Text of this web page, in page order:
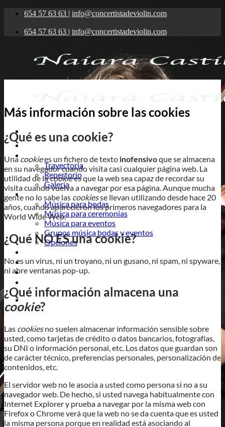
Saltar
contenido
654 57 63 63 | info@concertistadeviolin.com
654 57 63 63 | info@concertistadeviolin.com
Inicio
Sobre Naiara
Trayectoria
Repertorio
Galería
Servicios
Música para bodas
Música para ceremonias
Música para eventos
Grupos música bodas y eventos
Opciones
Blog
Contacto
Más información sobre las cookies
¿Qué es una cookie?
Una cookiees un fichero de texto inofensivoque se almacena
en su navegador cuando visita casi cualquier página web. La
utilidad de lacookiees que la web sea capaz de recordar su
visita cuando vuelva a navegar por esa página. Aunque mucha
gente no lo sabe las cookiesse llevan utilizando desde hace 20
años, cuando aparecieron los primeros navegadores para la
World Wide Web.
¿Qué NO ES una cookie?
No es un virus, ni un troyano, ni un gusano, ni spam, ni spyware,
ni abre ventanas pop-up.
¿Qué información almacena una
cookie?
Las cookiesno suelen almacenar información sensible sobre
usted, como tarjetas de crédito o datos bancarios, fotografías,
su DNI o información personal, etc. Los datos que guardan son
de carácter técnico, preferencias personales, personalización de
contenidos, etc.
El servidor web no le asocia a usted como persona si no a su
navegador web. De hecho, si usted navega habitualmente con
Internet Explorer y prueba a navegar por la misma web con
Firefox o Chrome verá que la web no se da cuenta que es usted
la misma persona porque en realidad está asociando al